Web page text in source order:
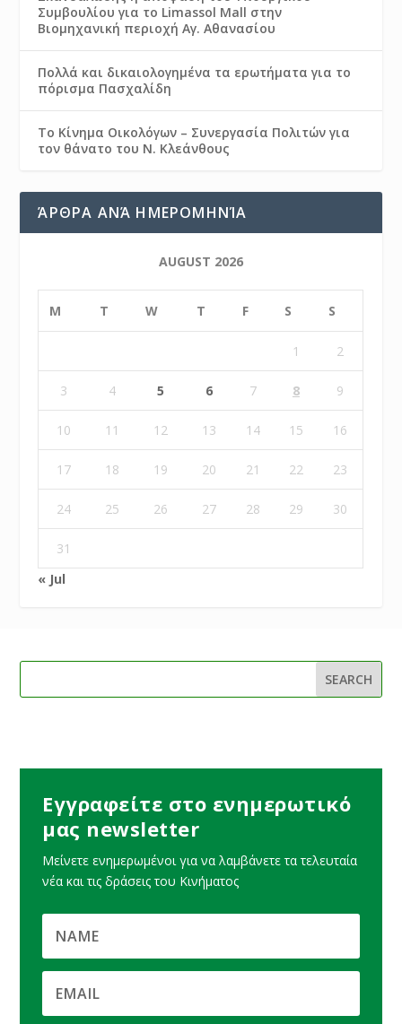
Συμβουλίου για το Limassol Mall στην
Βιομηχανική περιοχή Αγ. Αθανασίου
Πολλά και δικαιολογημένα τα ερωτήματα για το
πόρισμα Πασχαλίδη
Το Κίνημα Οικολόγων – Συνεργασία Πολιτών για
τον θάνατο του Ν. Κλεάνθους
ΆΡΘΡΑ ΑΝΆ ΗΜΕΡΟΜΗΝΊΑ
AUGUST 2026
M T W T F S S
1 2
3 4 5 6 7 8 9
10 11 12 13 14 15 16
17 18 19 20 21 22 23
24 25 26 27 28 29 30
31
« Jul
Εγγραφείτε στο ενημερωτικό
μας newsletter
Μείνετε ενημερωμένοι για να λαμβάνετε τα τελευταία
νέα και τις δράσεις του Κινήματος